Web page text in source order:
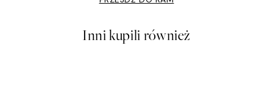
Inni kupili również